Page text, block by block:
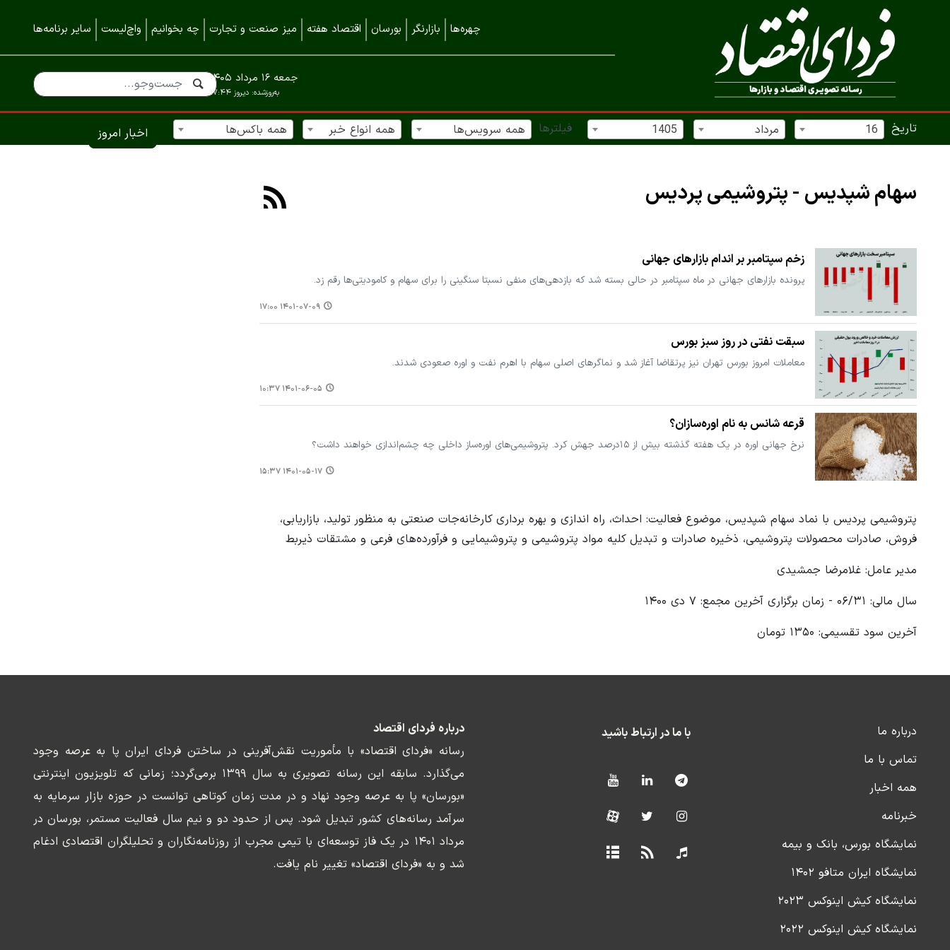
چهره‌ها بازارنگر بورسان اقتصاد هفته میز صنعت و تجارت چه بخوانیم واچ‌لیست سایر برنامه‌ها
به‌روزشده: دیروز ۱۷:۴۴
جمعه ۱۶ مرداد ۱۴۰۵
تاریخ 16 مرداد 1405 فیلترها همه سرویس‌ها همه انواع خبر همه باکس‌ها اخبار امروز
سهام شپدیس - پتروشیمی‌ پردیس
زخم سپتامبر بر اندام بازارهای جهانی
پرونده بازارهای جهانی در ماه سپتامبر در حالی بسته شد که بازدهی‌های منفی نسبتا سنگینی را برای سهام و کامودیتی‌ها رقم زد.
۱۴۰۱-۰۷-۰۹ ۱۷:۰۰
سبقت نفتی در روز سبز بورس
معاملات امروز بورس تهران نیز پرتقاضا آغاز شد و نماگرهای اصلی سهام با اهرم نفت و اوره صعودی شدند.
۱۴۰۱-۰۶-۰۵ ۱۰:۳۷
قرعه شانس به نام اوره‌سازان؟
نرخ جهانی اوره در یک هفته گذشته بیش از ۱۵درصد جهش کرد. پتروشیمی‌های اوره‌ساز داخلی چه چشم‌اندازی خواهند داشت؟
۱۴۰۱-۰۵-۱۷ ۱۵:۳۷
پتروشیمی پردیس با نماد سهام شپدیس، موضوع فعالیت: احداث، راه اندازی و بهره برداری کارخانه‌جات صنعتی به منظور تولید، بازاریابی،
فروش، صادرات محصولات پتروشیمی، ذخیره صادرات و تبدیل کلیه مواد پتروشیمی و پتروشیمایی و فرآورده‌های فرعی و مشتقات ذیربط
مدیر عامل: غلامرضا جمشیدی
سال مالی: ۰۶/۳۱ - زمان برگزاری آخرین مجمع: ۷ دی ۱۴۰۰
آخرین سود تقسیمی: ۱۳۵۰ تومان
درباره ما
تماس با ما
همه اخبار
خبرنامه
نمایشگاه بورس، بانک و بیمه
نمایشگاه ایران متافو ۱۴۰۲
نمایشگاه کیش اینوکس ۲۰۲۳
نمایشگاه کیش اینوکس ۲۰۲۲
با ما در ارتباط باشید
درباره فردای اقتصاد
رسانه «فردای اقتصاد» با مأموریت نقش‌آفرینی در ساختن فردای ایران پا به عرصه وجود
می‌گذارد. سابقه این رسانه تصویری به سال ۱۳۹۹ برمی‌گردد؛ زمانی که تلویزیون اینترنتی
«بورسان» پا به عرصه وجود نهاد و در مدت زمان کوتاهی توانست در حوزه بازار سرمایه به
سرآمد رسانه‌های کشور تبدیل شود. پس از حدود دو و نیم سال فعالیت مستمر، بورسان در
مرداد ۱۴۰۱ در یک فاز توسعه‌ای با تیمی مجرب از روزنامه‌نگاران و تحلیلگران اقتصادی ادغام
شد و به «فردای اقتصاد» تغییر نام یافت.